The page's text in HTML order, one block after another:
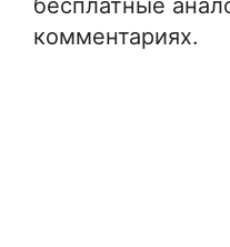
бесплатные
комментариях.